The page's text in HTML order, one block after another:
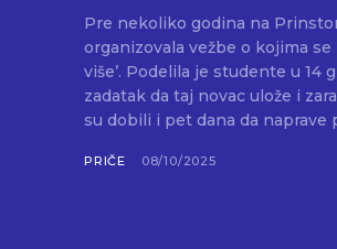
Pre nekoliko godina na
organizovala vežbe o kojima se
više’. Podelila je studente u 14 grupa. Svakoj je dala kovertu sa pet dolara uz
zadatak da taj novac ulože i
su dobili i pet dana da naprave
PRIČE 08/10/2025